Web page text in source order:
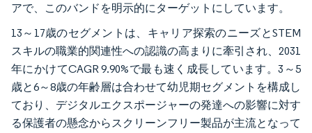
アで、このバンドを明示的にターゲットにしています。
13～17歳のセグメントは、キャリア探索のニーズとSTEM
スキルの職業的関連性への認識の高まりに牽引され、2031
年にかけてCAGR 9.90%で最も速く成長しています。3～5
歳と6～8歳の年齢層は合わせて幼児期セグメントを構成し
ており、デジタルエクスポージャーの発達への影響に対す
る保護者の懸念からスクリーンフリー製品が主流となって